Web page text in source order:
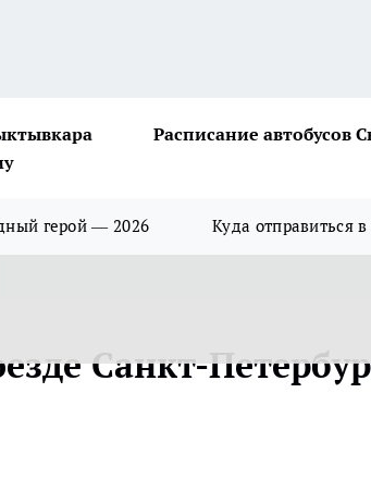
Расписание автобусов
герой — 2026 Куда отправиться в
Санкт-